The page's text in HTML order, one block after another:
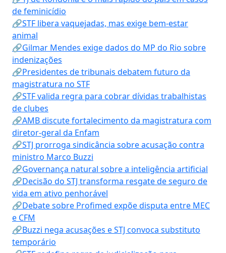
de feminicídio
🔗STF libera vaquejadas, mas exige bem-estar
animal
🔗Gilmar Mendes exige dados do MP do Rio sobre
indenizações
🔗Presidentes de tribunais debatem futuro da
magistratura no STF
🔗STF valida regra para cobrar dívidas trabalhistas
de clubes
🔗AMB discute fortalecimento da magistratura com
diretor-geral da Enfam
🔗STJ prorroga sindicância sobre acusação contra
ministro Marco Buzzi
🔗Governança natural sobre a inteligência artificial
🔗Decisão do STJ transforma resgate de seguro de
vida em ativo penhorável
🔗Debate sobre Profimed expõe disputa entre MEC
e CFM
🔗Buzzi nega acusações e STJ convoca substituto
temporário